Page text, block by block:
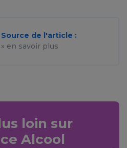
Source de l'article :
» en savoir plus
loin sur
Alcool